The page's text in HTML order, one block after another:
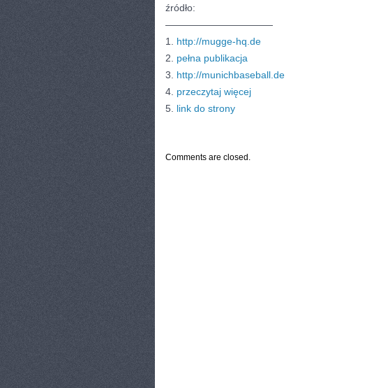
źródło:
———————————
1. http://mugge-hq.de
2. pełna publikacja
3. http://munichbaseball.de
4. przeczytaj więcej
5. link do strony
Comments are closed.